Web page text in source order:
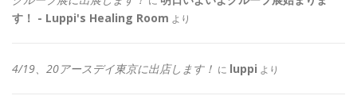
す！ - Luppi's Healing Room より
4/19、20アースデイ東京に出店します！ に luppi より